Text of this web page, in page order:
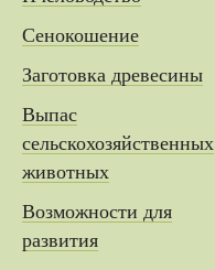
Сенокошение
Заготовка древесины
Выпас
сельскохозяйственных
животных
Возможности для
развития